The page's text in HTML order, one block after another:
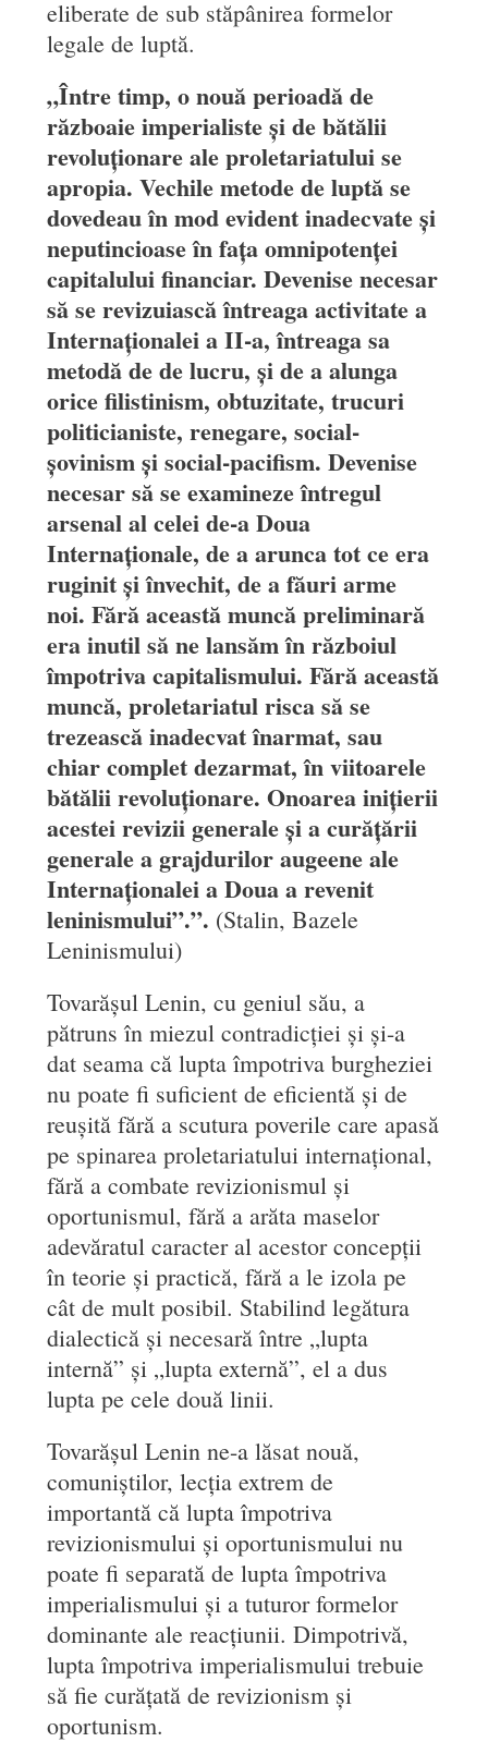
eliberate de sub stăpânirea formelor
legale de luptă.
„Între timp, o nouă perioadă de
războaie imperialiste și de bătălii
revoluționare ale proletariatului se
apropia. Vechile metode de luptă se
dovedeau în mod evident inadecvate și
neputincioase în fața omnipotenței
capitalului financiar. Devenise necesar
să se revizuiască întreaga activitate a
Internaționalei a II-a, întreaga sa
metodă de de lucru, și de a alunga
orice filistinism, obtuzitate, trucuri
politicianiste, renegare, social-
șovinism și social-pacifism. Devenise
necesar să se examineze întregul
arsenal al celei de-a Doua
Internaționale, de a arunca tot ce era
ruginit și învechit, de a făuri arme
noi. Fără această muncă preliminară
era inutil să ne lansăm în războiul
împotriva capitalismului. Fără această
muncă, proletariatul risca să se
trezească inadecvat înarmat, sau
chiar complet dezarmat, în viitoarele
bătălii revoluționare. Onoarea inițierii
acestei revizii generale și a curățării
generale a grajdurilor augeene ale
Internaționalei a Doua a revenit
leninismului”.”. (Stalin, Bazele
Leninismului)
Tovarășul Lenin, cu geniul său, a
pătruns în miezul contradicției și și-a
dat seama că lupta împotriva burgheziei
nu poate fi suficient de eficientă și de
reușită fără a scutura poverile care apasă
pe spinarea proletariatului internațional,
fără a combate revizionismul și
oportunismul, fără a arăta maselor
adevăratul caracter al acestor concepții
în teorie și practică, fără a le izola pe
cât de mult posibil. Stabilind legătura
dialectică și necesară între „lupta
internă” și „lupta externă”, el a dus
lupta pe cele două linii.
Tovarășul Lenin ne-a lăsat nouă,
comuniștilor, lecția extrem de
importantă că lupta împotriva
revizionismului și oportunismului nu
poate fi separată de lupta împotriva
imperialismului și a tuturor formelor
dominante ale reacțiunii. Dimpotrivă,
lupta împotriva imperialismului trebuie
să fie curățată de revizionism și
oportunism.